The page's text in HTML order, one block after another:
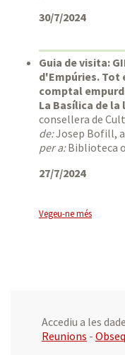
30/7/2024
Guia de visita:
d'Empúries. Tot
comptal
La Basílica de
consellera de
de:Josep Bofill,
per a:Biblioteca
27/7/2024
Vegeu-ne més
Accediu a les
Reunions -